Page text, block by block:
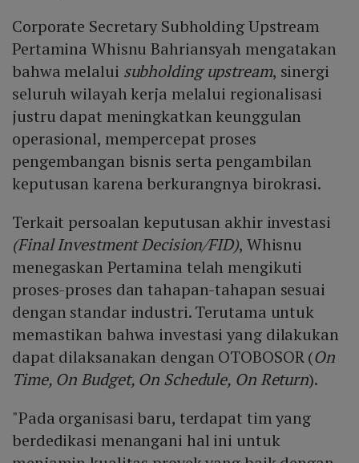
Corporate Secretary Subholding Upstream
Pertamina Whisnu Bahriansyah mengatakan
bahwa melalui subholding upstream, sinergi
seluruh wilayah kerja melalui regionalisasi
justru dapat meningkatkan keunggulan
operasional, mempercepat proses
pengembangan bisnis serta pengambilan
keputusan karena berkurangnya birokrasi.
Terkait persoalan keputusan akhir investasi
(Final Investment Decision/FID), Whisnu
menegaskan Pertamina telah mengikuti
proses-proses dan tahapan-tahapan sesuai
dengan standar industri. Terutama untuk
memastikan bahwa investasi yang dilakukan
dapat dilaksanakan dengan OTOBOSOR (On
Time, On Budget, On Schedule, On Return).
"Pada organisasi baru, terdapat tim yang
berdedikasi menangani hal ini untuk